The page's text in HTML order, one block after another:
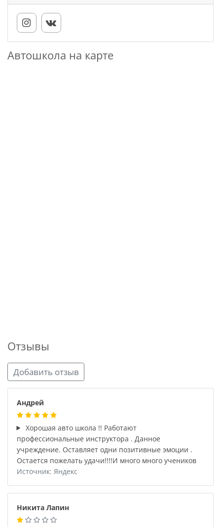
Автошкола на карте
Отзывы
Добавить отзыв
Андрей
Хорошая авто школа !! Работают
профессиональные инструктора . Данное
учреждение. Оставляет одни позитивные эмоции .
Остается пожелать удачи!!!!И много много учеников
Источник: Яндекс
Никита Лапин